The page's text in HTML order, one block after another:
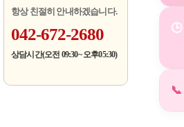
항상 친절히 안내하겠습니다.
042-672-2680
상담시간(오전 09:30~ 오후05:30)
🕒
📞